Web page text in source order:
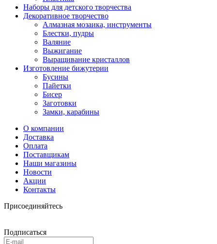
Наборы для детского творчества
Декоративное творчество
Алмазная мозаика, инструменты
Блестки, пудры
Валяние
Выжигание
Выращивание кристаллов
Изготовление бижутерии
Бусины
Пайетки
Бисер
Заготовки
Замки, карабины
О компании
Доставка
Оплата
Поставщикам
Наши магазины
Новости
Акции
Контакты
Присоединяйтесь
Подписаться